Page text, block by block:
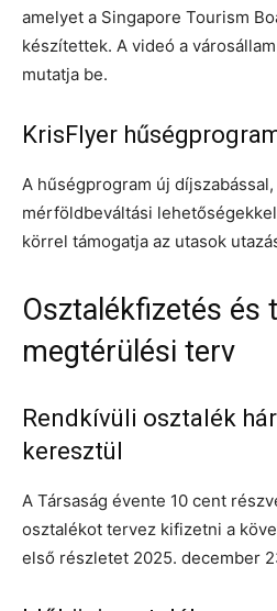
amelyet a Singapore Tourism
készítettek. A videó a
mutatja be.
KrisFlyer
A hűségprogram új
mérföldbeváltási
körrel támogatja az utasok
Osztalékfizetés és
megtérülési terv
Rendkívüli osztalék
keresztül
A Társaság évente 10 cent
osztalékot tervez kifizetni a
első részletet 2025. december